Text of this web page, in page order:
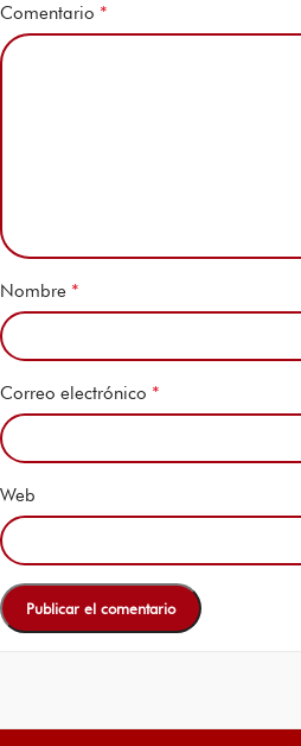
Comentario *
Nombre *
Correo electrónico *
Web